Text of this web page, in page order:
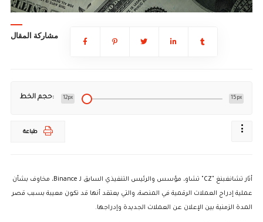
مشاركة المقال
حجم الخط: 12px 15px
طباعة
أثار تشانغبنغ "CZ" تشاو، مؤسس والرئيس التنفيذي السابق لـ Binance، مخاوف بشأن
عملية إدراج العملات الرقمية في المنصة، والتي يعتقد أنها قد تكون معيبة بسبب قصر
المدة الزمنية بين الإعلان عن العملات الجديدة وإدراجها.